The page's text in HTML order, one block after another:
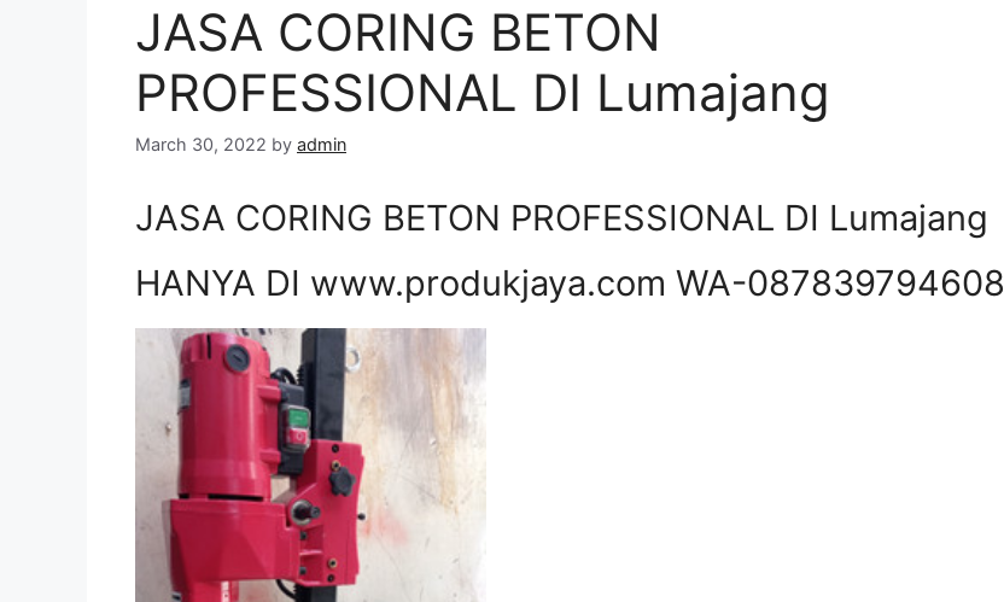
JASA CORING BETON
PROFESSIONAL DI Lumajang
March 30, 2022 by admin
JASA CORING BETON PROFESSIONAL DI Lumajang
HANYA DI www.produkjaya.com WA-087839794608